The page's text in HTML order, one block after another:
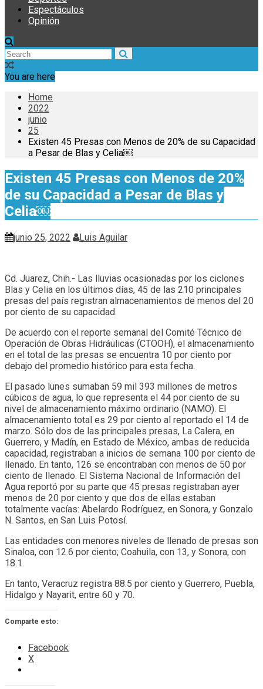
Espectáculos
Opinión
You are here
Home
2022
junio
25
Existen 45 Presas con Menos de 20% de su Capacidad
a Pesar de Blas y Celia￼
Existen 45 Presas con Menos de 20%
de su Capacidad a Pesar de Blas y
Celia￼
junio 25, 2022 Luis Aguilar
Cd. Juarez, Chih.- Las lluvias ocasionadas por los ciclones
Blas y Celia en los últimos días, 45 de las 210 principales
presas del país registran almacenamientos de menos del 20
por ciento de su capacidad.
De acuerdo con el reporte semanal del Comité Técnico de
Operación de Obras Hidráulicas (CTOOH), el almacenamiento
en el total de las presas se encuentra 10 por ciento por
debajo del promedio histórico para esta fecha.
El pasado lunes sumaban 59 mil 393 millones de metros
cúbicos de agua, lo que representa el 44 por ciento de su
nivel de almacenamiento máximo ordinario (NAMO). El
almacenamiento total es 29 por ciento al reportado el 14 de
marzo. Sólo dos de las principales presas, La Calera, en
Guerrero, y Madín, en Estado de México, ambas de reducida
capacidad, registraban a inicios de semana 100 por ciento de
llenado. En tanto, 126 se encontraban con menos de 50 por
ciento de llenado. El Sistema Nacional de Información del
Agua reportó por su parte que 45 presas registraban ayer
menos de 20 por ciento y que dos de ellas estaban
totalmente vacías: Abelardo Rodríguez, en Sonora, y Gonzalo
N. Santos, en San Luis Potosí.
Las entidades con menores niveles de llenado de presas son
Sinaloa, con 12.6 por ciento; Coahuila, con 13, y Sonora, con
18.1.
En tanto, Veracruz registra 88.5 por ciento y Guerrero, Puebla,
Hidalgo y Nayarit, entre 60 y 70.
Comparte esto:
Facebook
X